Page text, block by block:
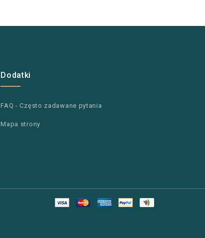
Dodatki
FAQ - Często zadawane pytania
Mapa strony